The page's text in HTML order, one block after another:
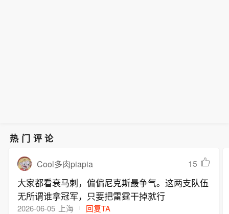
热门评论
Cool多肉piapia 15
大家都看衰马刺，偏偏尼克斯最争气。这两支队伍
无所谓谁拿冠军，只要把雷霆干掉就行
2026-06-05 上海 回复TA